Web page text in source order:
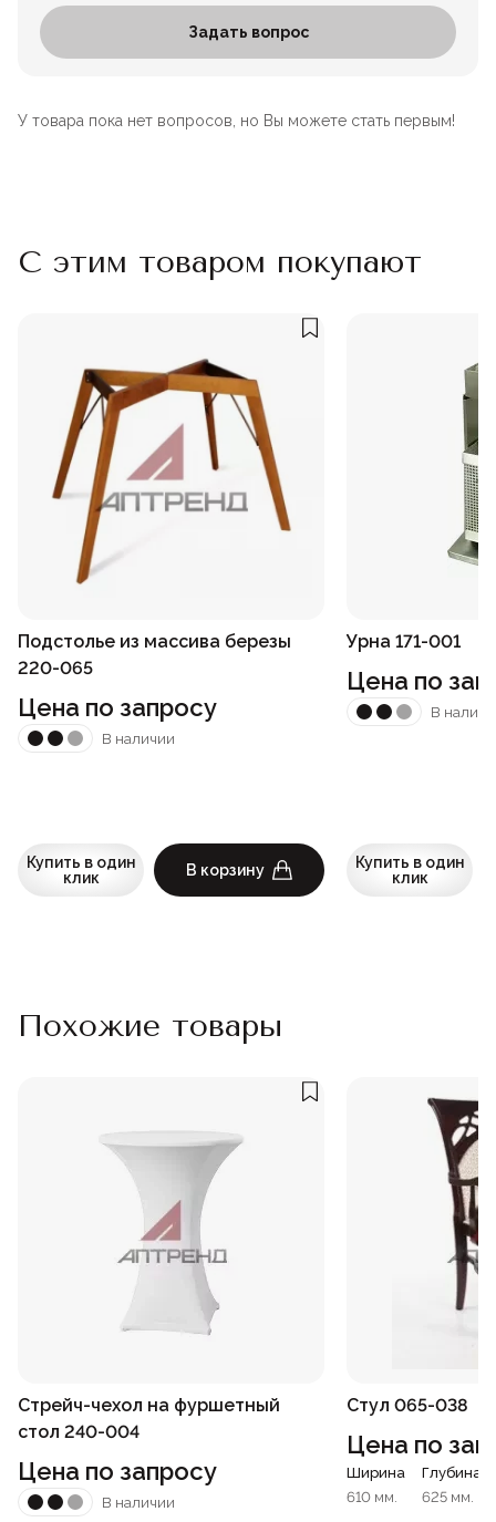
Задать вопрос
У товара пока нет вопросов, но Вы можете стать первым!
С этим товаром покупают
Подстолье из массива березы
220-065
Цена по запросу
В наличии
Купить в один
клик
В корзину
Урна 171-001
Цена по
В
Купить в один
клик
Похожие товары
Стрейч-чехол на фуршетный
стол 240-004
Цена по запросу
В наличии
Стул 065-038
Цена по
Ширина
610 мм.
Глубина
625 мм.